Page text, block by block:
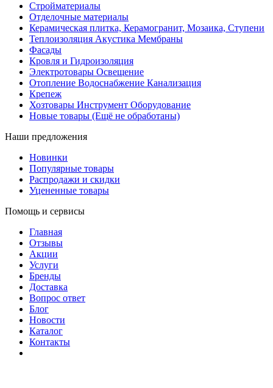
Стройматериалы
Отделочные материалы
Керамическая плитка, Керамогранит, Мозаика, Ступени
Теплоизоляция Акустика Мембраны
Фасады
Кровля и Гидроизоляция
Электротовары Освещение
Отопление Водоснабжение Канализация
Крепеж
Хозтовары Инструмент Оборудование
Новые товары (Ещё не обработаны)
Наши предложения
Новинки
Популярные товары
Распродажи и скидки
Уцененные товары
Помощь и сервисы
Главная
Отзывы
Акции
Услуги
Бренды
Доставка
Вопрос ответ
Блог
Новости
Каталог
Контакты